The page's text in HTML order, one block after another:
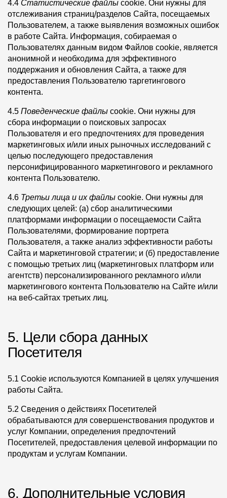
4.4 Статистические файлы cookie. Они нужны для
отслеживания страниц/разделов Сайта, посещаемых
Пользователем, а также выявления возможных ошибок
в работе Сайта. Информация, собираемая о
Пользователях данным видом Файлов cookie, является
анонимной и необходима для эффективного
поддержания и обновления Сайта, а также для
предоставления Пользователю таргетингового
контента.
4.5 Поведенческие файлы cookie. Они нужны для
сбора информации о поисковых запросах
Пользователя и его предпочтениях для проведения
маркетинговых и/или иных рыночных исследований с
целью последующего предоставления
персонифицированного маркетингового и рекламного
контента Пользователю.
4.6 Третьи лица и их файлы cookie. Они нужны для
следующих целей: (а) сбор аналитическими
платформами информации о посещаемости Сайта
Пользователями, формирование портрета
Пользователя, а также анализ эффективности работы
Сайта и маркетинговой стратегии; и (б) предоставление
с помощью третьих лиц (маркетинговых платформ или
агентств) персонализированного рекламного и/или
маркетингового контента Пользователю на Сайте и/или
на веб-сайтах третьих лиц.
5. Цели сбора данных
Посетителя
5.1 Cookie используются Компанией в целях улучшения
работы Сайта.
5.2 Сведения о действиях Посетителей
обрабатываются для совершенствования продуктов и
услуг Компании, определения предпочтений
Посетителей, предоставления целевой информации по
продуктам и услугам Компании.
6. Дополнительные условия